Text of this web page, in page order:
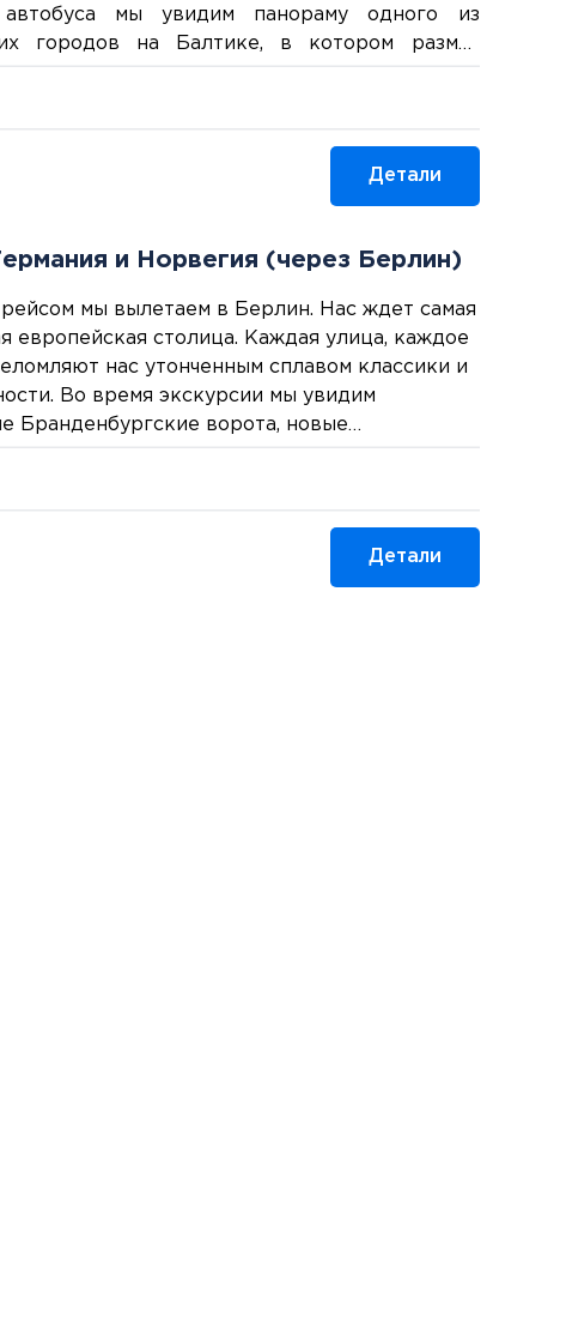
мы увидим панораму одного из
городов на Балтике, в котором размах
портового центра сочетается с элегантным
Детали
и Норвегия (через Берлин)
мы вылетаем в Берлин. Нас ждет самая
европейская столица. Каждая улица, каждое
нас утонченным сплавом классики и
Во время экскурсии мы увидим
Бранденбургские ворота, новые
линии Бундестага, фрагменты
фасад Новой синагоги, оживленная
разместимся в гостинице на отдых. 1 ночь в
Детали